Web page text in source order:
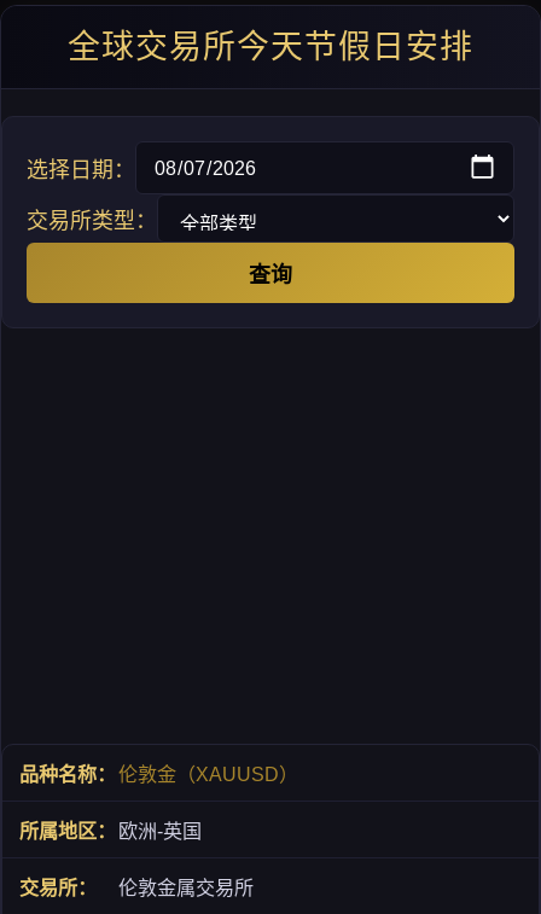
全球交易所今天节假日安排
选择日期：
交易所类型：
查询
伦敦金（XAUUSD）
欧洲-英国
伦敦金属交易所